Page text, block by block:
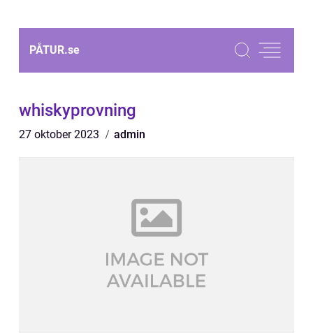
PÅTUR.se
whiskyprovning
27 oktober 2023 admin